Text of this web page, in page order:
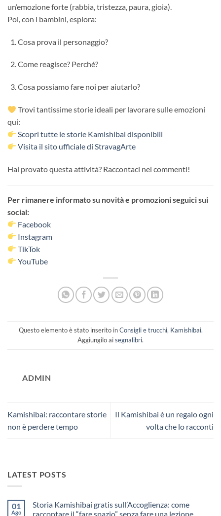
un’emozione forte (rabbia, tristezza, paura, gioia).
Poi, con i bambini, esplora:
Cosa prova il personaggio?
Come reagisce? Perché?
Cosa possiamo fare noi per aiutarlo?
Trovi tantissime storie ideali per lavorare sulle emozioni
qui:
Scopri tutte le storie Kamishibai disponibili
Visita il sito ufficiale di StravagArte
Hai provato questa attività? Raccontaci nei commenti!
Per rimanere informato su novità e promozioni seguici sui
social:
Facebook
Instagram
TikTok
YouTube
Questo elemento è stato inserito inConsigli e trucchi, Kamishibai.
Aggiungilo aisegnalibri.
ADMIN
Kamishibai: raccontare storie
non è perdere tempo
Il Kamishibai è un regalo ogni
volta che lo racconti
LATEST POSTS
01
Ago
Storia Kamishibai gratis sull’Accoglienza: come
raccontare il “fare spazio” senza fare una lezione